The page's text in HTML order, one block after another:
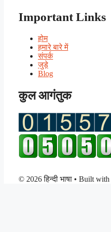
Important Links
होम
हमारे बारे में
संपर्क
जुड़े
Blog
कुल आगंतुक
© 2026 हिन्दी भाषा • Built with